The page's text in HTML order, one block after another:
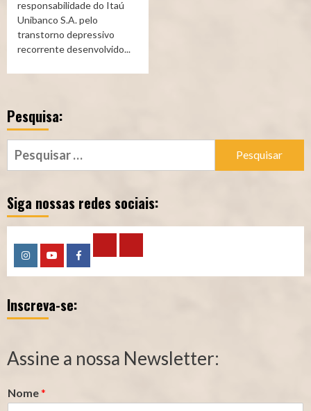
responsabilidade do Itaú
Unibanco S.A. pelo
transtorno depressivo
recorrente desenvolvido...
Pesquisa:
Pesquisar
por:
Siga nossas redes sociais:
InstagramYouTubeFacebook
Calculadora
–
Segurado
Calculadora
–
Contribuição
Inscreva-se:
Assine a nossa Newsletter:
Nome*